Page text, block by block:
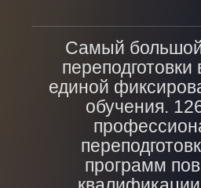
Самый
переподготовки
единой
обучения.
программ